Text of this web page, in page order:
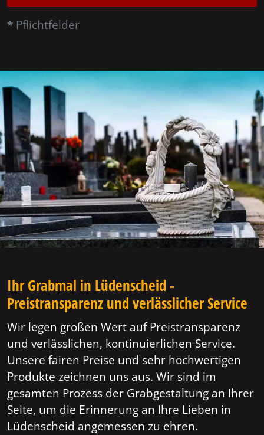
* Pflichtfelder
Ihr Grabmal in Lüdenscheid -
Preistransparenz und verlässlicher Service
Wir legen großen Wert auf Preistransparenz
und verlässlichen, kontinuierlichen Service.
Unsere fairen Preise und sehr hochwertigen
Produkte zeichnen uns aus. Wir sind im
gesamten Prozess der Grabgestaltung an Ihrer
Seite, um die Erinnerung an Ihre Lieben in
Lüdenscheid angemessen zu ehren.